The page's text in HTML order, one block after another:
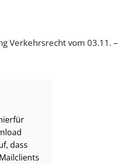
Verkehrsrecht vom 03.11. –
dass